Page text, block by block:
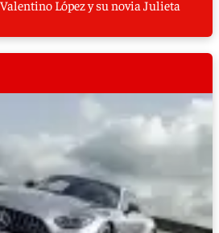
López y su novia Julieta